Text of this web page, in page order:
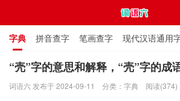
字典 拼音查字 笔画查字 现代汉语通用
通用规范汉字表 叠字大全 独体字大全
“壳”字的意思和解释，“壳”字的成
词语六 发布于 2024-09-11 分类： 字典 阅读(374)